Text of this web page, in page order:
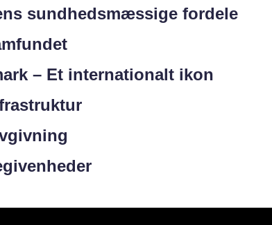
sundhedsmæssige fordele
– Et internationalt ikon